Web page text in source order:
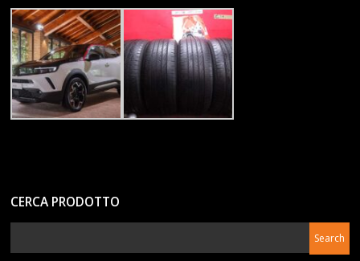
CERCA PRODOTTO